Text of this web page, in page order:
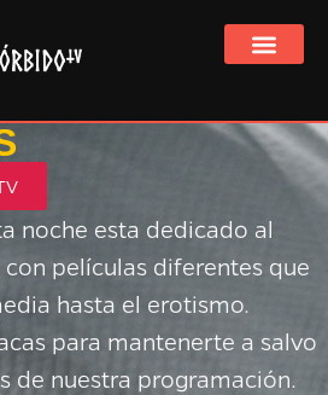
noche esta dedicado al
películas diferentes que
hasta el erotismo.
para mantenerte a salvo
de nuestra programación.